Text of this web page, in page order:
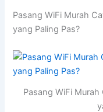
Pasang WiFi Murah
yang Paling Pas?
Pasang WiFi Murah